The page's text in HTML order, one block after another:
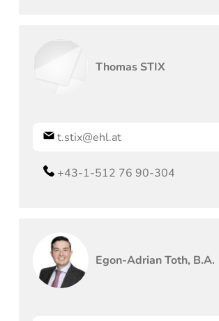
Thomas STIX
t.stix@ehl.at
+43-1-512 76 90-304
Egon-Adrian Toth, B.A.